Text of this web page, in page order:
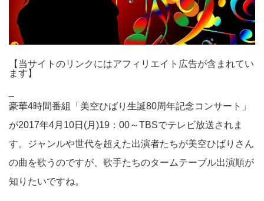
【当サイトのリンクにはアフィリエイト広告が含まれてい
ます】
豪華4時間番組「美空ひばり生誕80周年記念コンサート」
が2017年4月10日(月)19：00～TBSでテレビ放送されま
す。ジャンルや世代を超えた出演者たちが美空ひばりさん
の曲を歌うのですが、歌手たちのタームテーブル出演順が
知りたいですね。